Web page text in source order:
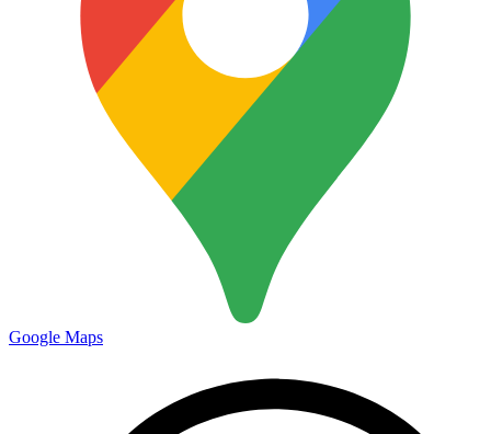
Google Maps